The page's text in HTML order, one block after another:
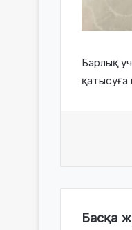
Барлық
қатысуға
Басқа